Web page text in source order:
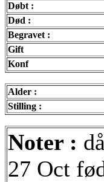
Døbt :
Død :
Begravet :
Gift
Konf
Alder :
Stilling :
Noter :
27 Oct